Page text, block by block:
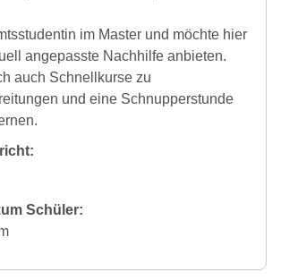
im Master und möchte hier
angepasste Nachhilfe anbieten.
auch Schnellkurse zu
und eine Schnupperstunde
Schüler: